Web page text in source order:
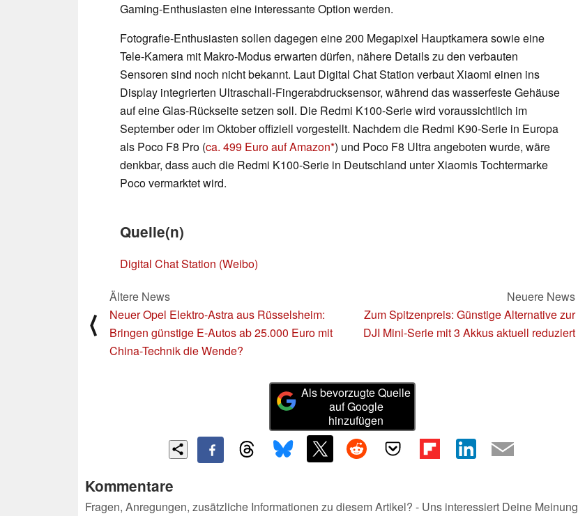
Gaming-Enthusiasten eine interessante Option werden.
Fotografie-Enthusiasten sollen dagegen eine 200 Megapixel Hauptkamera sowie eine
Tele-Kamera mit Makro-Modus erwarten dürfen, nähere Details zu den verbauten
Sensoren sind noch nicht bekannt. Laut Digital Chat Station verbaut Xiaomi einen ins
Display integrierten Ultraschall-Fingerabdrucksensor, während das wasserfeste Gehäuse
auf eine Glas-Rückseite setzen soll. Die Redmi K100-Serie wird voraussichtlich im
September oder im Oktober offiziell vorgestellt. Nachdem die Redmi K90-Serie in Europa
als Poco F8 Pro (ca. 499 Euro auf Amazon ) und Poco F8 Ultra angeboten wurde, wäre
denkbar, dass auch die Redmi K100-Serie in Deutschland unter Xiaomis Tochtermarke
Poco vermarktet wird.
Quelle(n)
Digital Chat Station (Weibo)
⟨
Ältere News
Neuer Opel Elektro-Astra aus Rüsselsheim:
Bringen günstige E-Autos ab 25.000 Euro mit
China-Technik die Wende?
Neuere News
Zum Spitzenpreis: Günstige Alternative zur
DJI Mini-Serie mit 3 Akkus aktuell reduziert
Als bevorzugte Quelle
auf Google
hinzufügen
Kommentare
Fragen, Anregungen, zusätzliche Informationen zu diesem Artikel? - Uns interessiert Deine Meinung